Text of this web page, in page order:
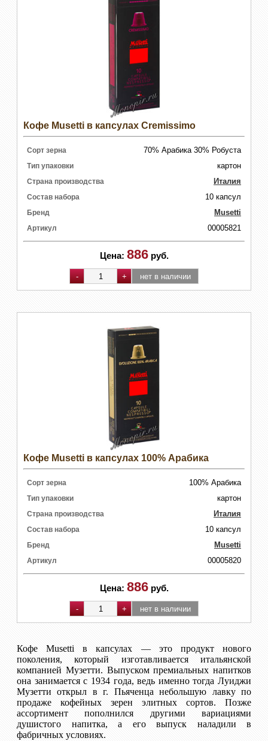
Кофе Musetti в капсулах Cremissimo
Сорт зерна 70% Арабика 30% Робуста
Тип упаковки картон
Страна производства Италия
Состав набора 10 капсул
Бренд Musetti
Артикул 00005821
Цена: 886 руб.
Кофе Musetti в капсулах 100% Арабика
Сорт зерна 100% Арабика
Тип упаковки картон
Страна производства Италия
Состав набора 10 капсул
Бренд Musetti
Артикул 00005820
Цена: 886 руб.
Кофе Musetti в капсулах — это продукт нового
поколения, который изготавливается итальянской
компанией Музетти. Выпуском премиальных напитков
она занимается с 1934 года, ведь именно тогда Луиджи
Музетти открыл в г. Пьяченца небольшую лавку по
продаже кофейных зерен элитных сортов. Позже
ассортимент пополнился другими вариациями
душистого напитка, а его выпуск наладили в
фабричных условиях.